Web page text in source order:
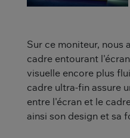
Sur ce moniteur, nous
cadre entourant
visuelle encore plus
cadre ultra-fin assure
entre l'écran et le
ainsi son design et sa